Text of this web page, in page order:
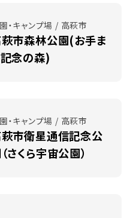
・キャンプ場 / 高萩市
市森林公園(お手ま
念の森)
・キャンプ場 / 高萩市
市衛星通信記念公
さくら宇宙公園）